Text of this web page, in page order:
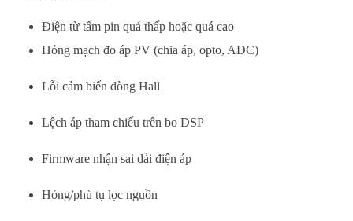
Điện từ tấm pin quá thấp hoặc quá cao
Hỏng mạch đo áp PV (chia áp, opto, ADC)
Lỗi cảm biến dòng Hall
Lệch áp tham chiếu trên bo DSP
Firmware nhận sai dải điện áp
Hỏng/phù tụ lọc nguồn